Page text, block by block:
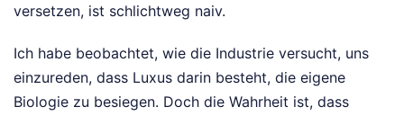
versetzen, ist schlichtweg naiv.
Ich habe beobachtet, wie die Industrie versucht, uns
einzureden, dass Luxus darin besteht, die eigene
Biologie zu besiegen. Doch die Wahrheit ist, dass